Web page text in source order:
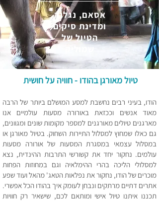
אסאם, נגלנד
ומדינת סיקים
הטיול של
שמוליק
טיול מאורגן בהודו - חוויה על חושית
הודו, בעיני רבים נחשבת למסע המושלם ביותר של הרבה
מאוד אנשים וככזאת באורורה מסעות עולמיים אנו
מארגנים טיולים מאורגנים למספר מקומות שונים ומגוונים,
גם כאלו שמחוץ למסלול התיירות השחוק. בטיול מאורגן או
במסלול עצמאי במסגרת המסעות של אורורה מסעות
עולמים. נחקור יחד את קשורשי התרבות ההינדית, נצא
למסלולי הליכה בהרי ההימלאיה וגם במחוזות הפחות
מוכרים של הודו, נחקור את נפלאות הטאג' מהאל ועוד שפע
אתרים דתיים מרתקים ונבחן לעומק איך בהודו הכל אפשרי.
תכננו איתנו טיול אישי ומותאם לכם, שישאיר רק חוויות